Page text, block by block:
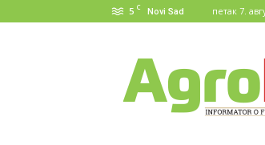
5 C Novi Sad петак 7.